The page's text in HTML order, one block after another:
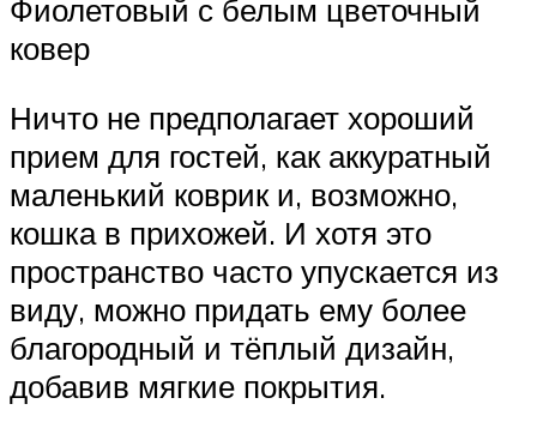
Фиолетовый с белым цветочный
ковер
Ничто не предполагает хороший
прием для гостей, как аккуратный
маленький коврик и, возможно,
кошка в прихожей. И хотя это
пространство часто упускается из
виду, можно придать ему более
благородный и тёплый дизайн,
добавив мягкие покрытия.